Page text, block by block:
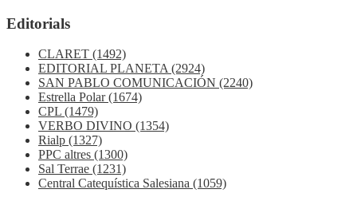
Editorials
CLARET (1492)
EDITORIAL PLANETA(2924)
SAN PABLO COMUNICACIÓN (2240)
Estrella Polar(1674)
CPL (1479)
VERBO DIVINO (1354)
Rialp (1327)
PPC altres (1300)
Sal Terrae (1231)
Central Catequística Salesiana (1059)